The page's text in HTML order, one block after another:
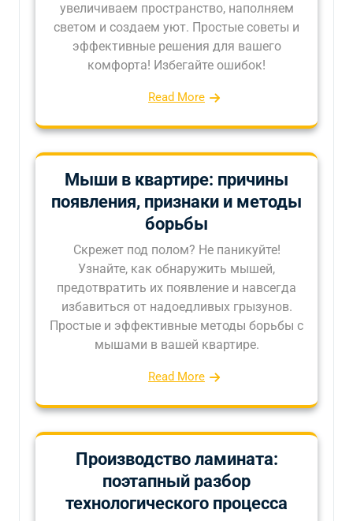
увеличиваем пространство, наполняем
светом и создаем уют. Простые советы и
эффективные решения для вашего
комфорта! Избегайте ошибок!
Read More
Мыши в квартире: причины
появления, признаки и методы
борьбы
Скрежет под полом? Не паникуйте!
Узнайте, как обнаружить мышей,
предотвратить их появление и навсегда
избавиться от надоедливых грызунов.
Простые и эффективные методы борьбы с
мышами в вашей квартире.
Read More
Производство ламината:
поэтапный разбор
технологического процесса